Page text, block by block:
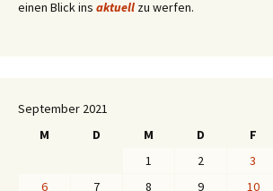
einen Blick ins aktuell zu werfen.
September 2021
M
D M D F
1
2 3
6
7 8 9 10